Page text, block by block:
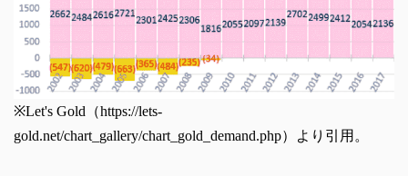
※Let's Gold（https://lets-
gold.net/chart_gallery/chart_gold_demand.php）より引用。